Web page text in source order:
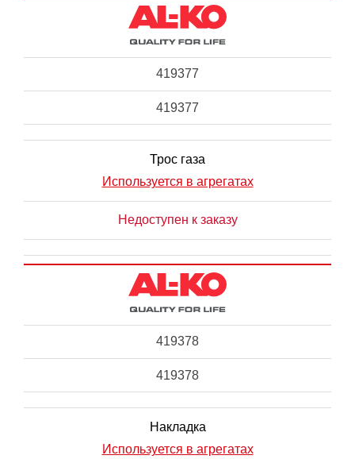
419377
419377
Трос газа
Используется в агрегатах
Недоступен к заказу
419378
419378
Накладка
Используется в агрегатах